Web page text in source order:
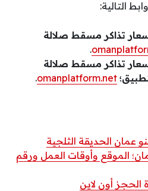
التالية:
تذاكر مسقط صلالة
.
تذاكر مسقط صلالة
omanplatform.net
.
عمان الحديقة الثلجية
الموقع وأوقات العمل ورقم
الحجز أون لاين